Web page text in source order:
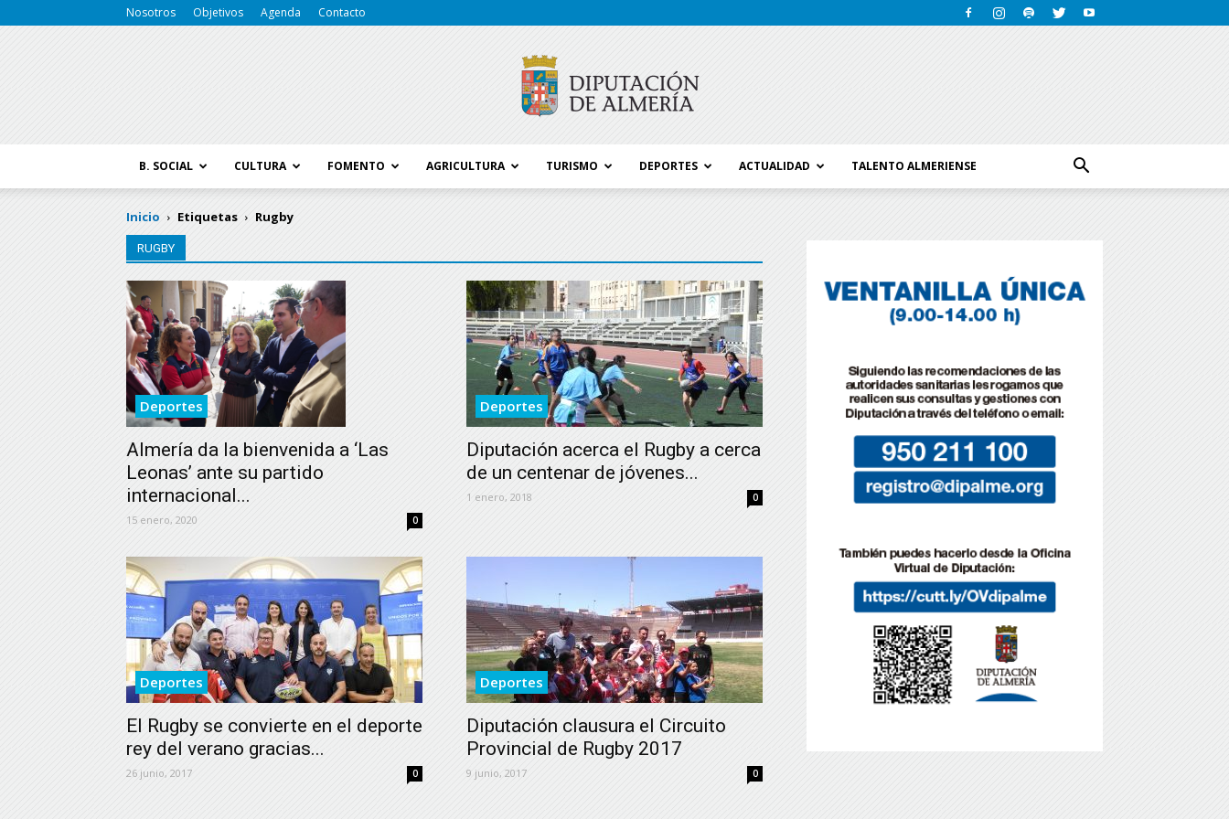
Nosotros Objetivos Agenda Contacto
Diputación
de
B. SOCIAL CULTURA FOMENTO AGRICULTURA TURISMO DEPORTES ACTUALIDAD TALENTO ALMERIENSE
Inicio Etiquetas Rugby
RUGBY
Deportes
Almería da la bienvenida a ‘Las
Leonas’ ante su partido
internacional...
15 enero, 2020 0
Deportes
Diputación acerca el Rugby a cerca
de un centenar de jóvenes...
1 enero, 2018 0
Deportes
El Rugby se convierte en el deporte
rey del verano gracias...
26 junio, 2017 0
Deportes
Diputación clausura el Circuito
Provincial de Rugby 2017
9 junio, 2017 0